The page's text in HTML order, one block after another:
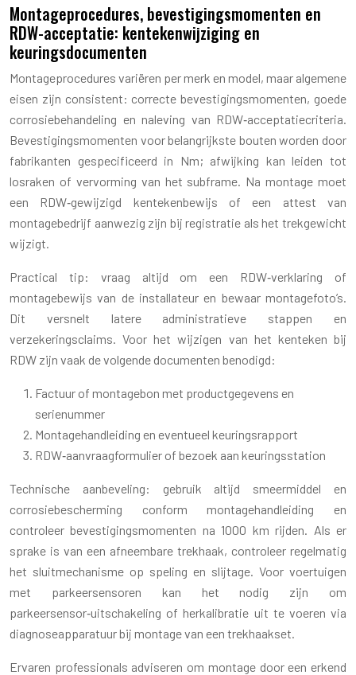
Montageprocedures, bevestigingsmomenten en
RDW-acceptatie: kentekenwijziging en
keuringsdocumenten
Montageprocedures variëren per merk en model, maar algemene
eisen zijn consistent: correcte bevestigingsmomenten, goede
corrosiebehandeling en naleving van RDW‑acceptatiecriteria.
Bevestigingsmomenten voor belangrijkste bouten worden door
fabrikanten gespecificeerd in Nm; afwijking kan leiden tot
losraken of vervorming van het subframe. Na montage moet
een RDW‑gewijzigd kentekenbewijs of een attest van
montagebedrijf aanwezig zijn bij registratie als het trekgewicht
wijzigt.
Practical tip: vraag altijd om een RDW‑verklaring of
montagebewijs van de installateur en bewaar montagefoto’s.
Dit versnelt latere administratieve stappen en
verzekeringsclaims. Voor het wijzigen van het kenteken bij
RDW zijn vaak de volgende documenten benodigd:
Factuur of montagebon met productgegevens en
serienummer
Montagehandleiding en eventueel keuringsrapport
RDW‑aanvraagformulier of bezoek aan keuringsstation
Technische aanbeveling: gebruik altijd smeermiddel en
corrosiebescherming conform montagehandleiding en
controleer bevestigingsmomenten na 1000 km rijden. Als er
sprake is van een afneembare trekhaak, controleer regelmatig
het sluitmechanisme op speling en slijtage. Voor voertuigen
met parkeersensoren kan het nodig zijn om
parkeersensor‑uitschakeling of herkalibratie uit te voeren via
diagnoseapparatuur bij montage van een trekhaakset.
Ervaren professionals adviseren om montage door een erkend